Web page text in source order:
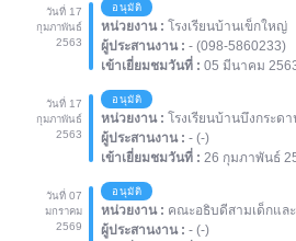
วันที่ 17
กุมภาพันธ์
2563
อนุมัติ
หน่วยงาน : โรงเรียนบ้านเข็กใหญ่
ผู้ประสานงาน : - (098-5860233)
เข้าเยี่ยมชมวันที่ : 05 มีนาคม
วันที่ 17
กุมภาพันธ์
2563
อนุมัติ
หน่วยงาน : โรงเรียนบ้านบึงกระด
ผู้ประสานงาน : - (-)
เข้าเยี่ยมชมวันที่ : 26 กุมภาพันธ์
วันที่ 07
มกราคม
2569
อนุมัติ
หน่วยงาน : คณะอธิบดีสามเด็กแล
ผู้ประสานงาน : - (-)